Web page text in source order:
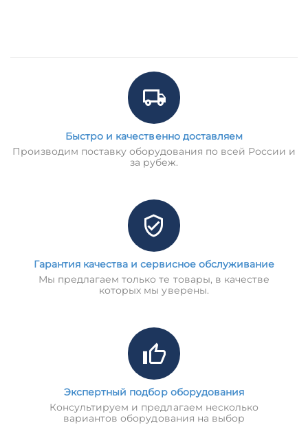
Быстро и качественно доставляем
Производим поставку оборудования по всей России и
за рубеж.
Гарантия качества и сервисное обслуживание
Мы предлагаем только те товары, в качестве
которых мы уверены.
Экспертный подбор оборудования
Консультируем и предлагаем несколько
вариантов оборудования на выбор